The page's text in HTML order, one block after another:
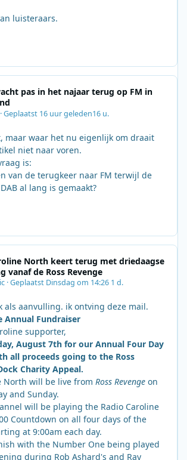
luisteraars.
pas in het najaar terug op FM in
·Geplaatst 16 uur geleden16 u.
maar waar het nu eigenlijk om draait
niet naar voren.
is:
van de terugkeer naar FM terwijl de
al lang is gemaakt?
North keert terug met driedaagse
vanaf de Ross Revenge
·Geplaatst Dinsdag om 14:26 1 d.
als aanvulling. ik ontving deze mail.
Annual Fundraiser
supporter,
August 7th for our Annual Four Day
all proceeds going to the Ross
Charity Appeal.
North will be live from Ross Revenge on
and Sunday.
will be playing the Radio Caroline
Countdown on all four days of the
at 9:00am each day.
with the Number One being played
during Rob Ashard's and Ray